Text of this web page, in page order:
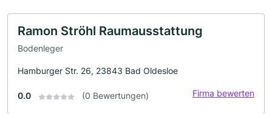
Ramon Ströhl Raumausstattung
Bodenleger
Hamburger Str. 26, 23843 Bad Oldesloe
0.0 (0 Bewertungen) Firma bewerten